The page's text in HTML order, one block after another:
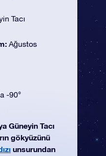
Tacı
Ağustos
-90°
Güneyin Tacı
gökyüzünü
unsurundan